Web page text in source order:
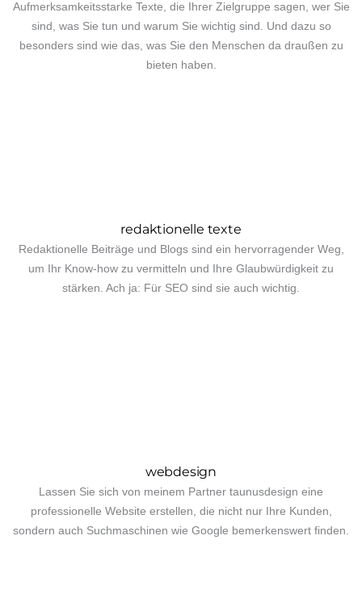
Aufmerksamkeitsstarke Texte, die Ihrer Zielgruppe sagen, wer Sie
sind, was Sie tun und warum Sie wichtig sind. Und dazu so
besonders sind wie das, was Sie den Menschen da draußen zu
bieten haben.
redaktionelle texte
Redaktionelle Beiträge und Blogs sind ein hervorragender Weg,
um Ihr Know-how zu vermitteln und Ihre Glaubwürdigkeit zu
stärken. Ach ja: Für SEO sind sie auch wichtig.
webdesign
Lassen Sie sich von meinem Partner taunusdesign eine
professionelle Website erstellen, die nicht nur Ihre Kunden,
sondern auch Suchmaschinen wie Google bemerkenswert finden.